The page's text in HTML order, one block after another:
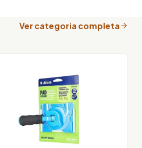
Ver categoria completa